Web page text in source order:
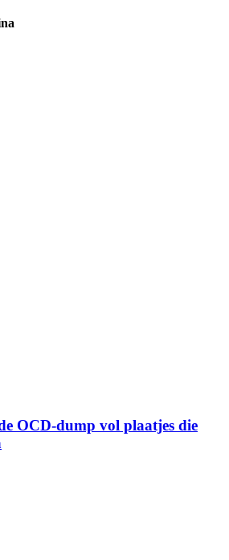
OCD-dump vol plaatjes die